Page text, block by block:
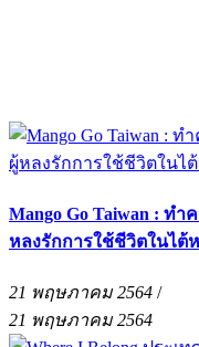
Mango Go Taiwan : ท
หลงรักการใช้ชีวิตในไต้
21 พฤษภาคม 2564 /
21 พฤษภาคม 2564